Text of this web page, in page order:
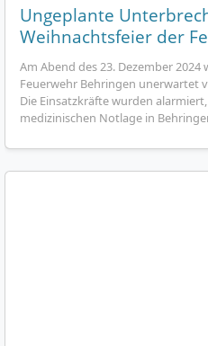
Ungeplante
Weihnachtsfeier der
Am Abend des 23. Dezember
Feuerwehr Behringen unerwartet
Die Einsatzkräfte wurden
medizinischen Notlage in